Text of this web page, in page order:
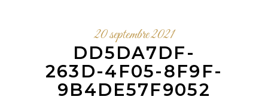
20 septembre 2021
DD5DA7DF-
263D-4F05-8F9F-
9B4DE57F9052